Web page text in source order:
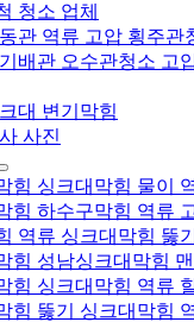
청소 업체
관 역류 고압 횡주관
배관 오수관청소 고
대 변기막힘
사진
힘 싱크대막힘 물이
힘 하수구막힘 역류
역류 싱크대막힘 뚫
힘 성남싱크대막힘
힘 싱크대막힘 역류
힘 뚫기 싱크대막힘